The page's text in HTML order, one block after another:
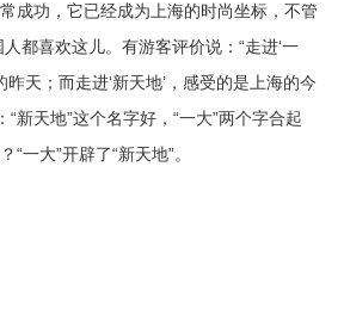
成功，它已经成为上海的时尚坐标，不管
都喜欢这儿。有游客评价说：“走进‘一
昨天；而走进‘新天地’，感受的是上海的今
“新天地”这个名字好，“一大”两个字合起
“一大”开辟了“新天地”。